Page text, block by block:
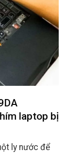
laptop bị
ly nước để